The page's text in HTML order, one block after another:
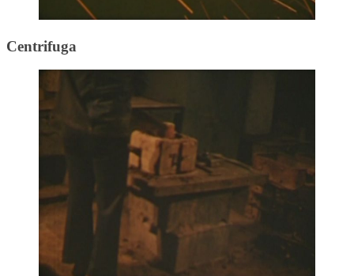
Centrifuga